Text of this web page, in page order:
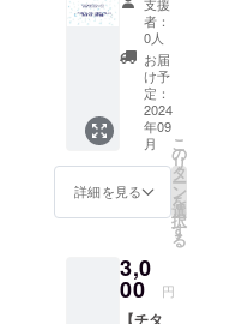
「STAR
GAZER
」公演
パンフ
レット
（A5サ
イズ・
24P予
定）
者：
0人
お届
け予
定：
2024
年09
月
詳細を見る
こ
の
リ
タ
ー
ン
を
選
択
す
る
3,0
00 円
【チタ